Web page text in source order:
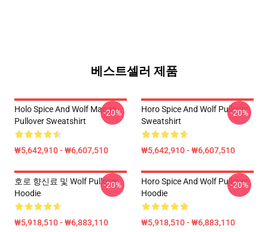
베스트셀러 제품
Holo Spice And Wolf Manga
Pullover Sweatshirt
₩5,642,910 - ₩6,607,510
-20%
Horo Spice And Wolf Pullover
Sweatshirt
₩5,642,910 - ₩6,607,510
-20%
호로 향신료 및 Wolf Pullover
Hoodie
₩5,918,510 - ₩6,883,110
-20%
Horo Spice And Wolf Pullover
Hoodie
₩5,918,510 - ₩6,883,110
-20%